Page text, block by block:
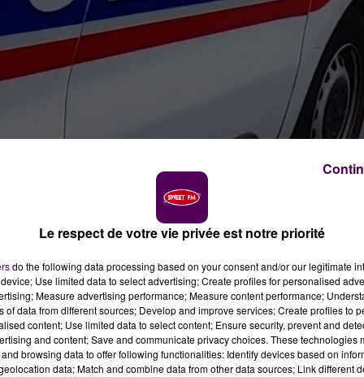
à l'origine des tirs par arme à feu qui ont visé un
en plein jour.
drogue est privilégiée : ce samedi 4 février, en milieu
par arme à feu dans le quartier des Sablons, au
procureure de la République, dans un communiqué
que le ou les auteur(s) sont parvenus à prendre
Le respect de votre vie privée est notre priorité
do the following data processing based on your consent and/or our legitimate
Use limited data to select advertising; Create profiles for personalised
Measure advertising performance; Measure content performance;
of data from different sources; Develop and improve services; Create profiles to
content; Use limited data to select content; Ensure security, prevent and
and content; Save and communicate privacy choices. These technologies
browsing data to offer following functionalities: Identify devices based on
data; Match and combine data from other data sources; Link different